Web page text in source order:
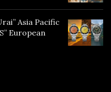
Asia Pacific
European